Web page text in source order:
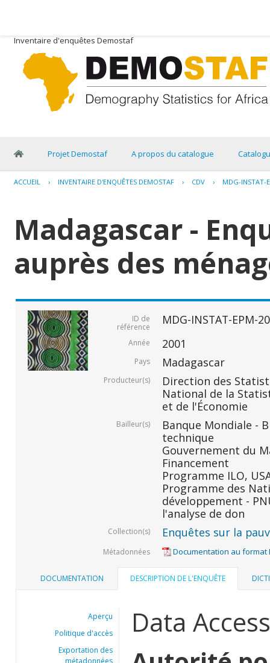
Inventaire d'enquêtes Demostaf
Projet Demostaf A propos du catalogue
ACCUEIL › INVENTAIRE D'ENQUÊTES DEMOSTAF › CDV › MDG-INSTAT-
Madagascar -
auprès des
ID de
référence
MDG-INSTAT-EPM-
Année 2001
Pays Madagascar
Producteur(s)
Direction des
National de la
et de l'Économie
Bailleur(s)
Banque Mondiale -
technique
Gouvernement du
Financement
Programme ILO,
Programme des
développement -
l'analyse de don
Collection(s) Enquêtes sur la
Métadonnées Documentation au format
DOCUMENTATION DESCRIPTION DE L'ENQUÊTE
Aperçu
Politique d'accès
Exportation des
Data Access